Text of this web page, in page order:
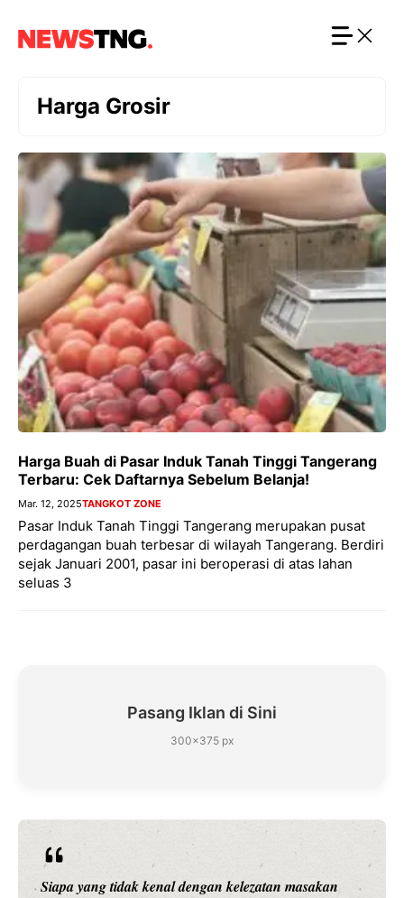
Harga Grosir
Harga Buah di Pasar Induk Tanah Tinggi Tangerang
Terbaru: Cek Daftarnya Sebelum Belanja!
Mar. 12, 2025TANGKOT ZONE
Pasar Induk Tanah Tinggi Tangerang merupakan pusat
perdagangan buah terbesar di wilayah Tangerang. Berdiri
sejak Januari 2001, pasar ini beroperasi di atas lahan
seluas 3
Pasang Iklan di Sini
300×375 px
Siapa yang tidak kenal dengan kelezatan masakan